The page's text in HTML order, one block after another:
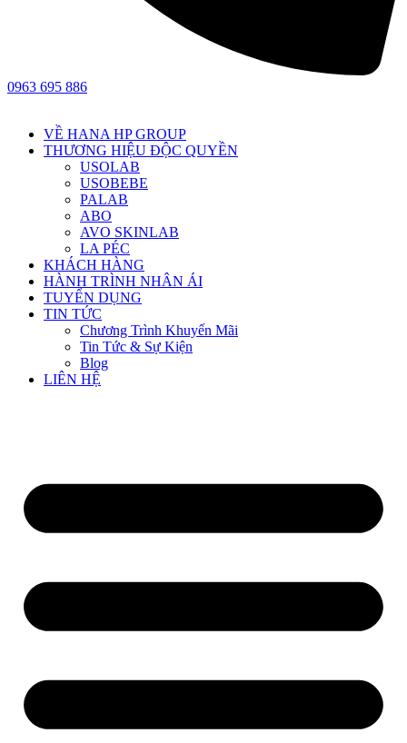
0963 695 886
VỀ HANA HP GROUP
THƯƠNG HIỆU ĐỘC QUYỀN
USOLAB
USOBEBE
PALAB
ABO
AVO SKINLAB
LA PÉC
KHÁCH HÀNG
HÀNH TRÌNH NHÂN ÁI
TUYỂN DỤNG
TIN TỨC
Chương Trình Khuyến Mãi
Tin Tức & Sự Kiện
Blog
LIÊN HỆ